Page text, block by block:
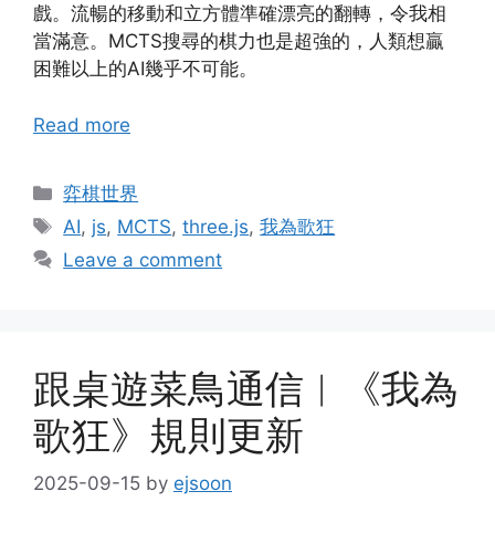
戲。流暢的移動和立方體準確漂亮的翻轉，令我相
當滿意。MCTS搜尋的棋力也是超強的，人類想贏
困難以上的AI幾乎不可能。
Read more
Categories
弈棋世界
Tags
AI, js, MCTS,three.js,我為歌狂
Leave a comment
跟桌遊菜鳥通信︱《我為
歌狂》規則更新
2025-09-15 by ejsoon